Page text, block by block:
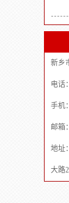
新乡
电话
手机
邮箱：
地址
大路